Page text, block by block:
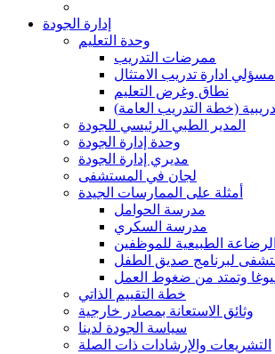
إدارة الجودة
وحدة التعليم
ممرضات التدريب
مسؤلي ادارة تدريب الامتثال
نطاق وغرض التعليم
(خطة التدريب العامة
المدير الطبي الرئيسي للجودة
وحدة إدارة الجودة
مديري إدارة الجودة
لجان في المستشفى
أمثلة على الممارسات الجيدة
مدرسة الحوامل
مدرسة السكري
الطبيعية للموظفين
لبرنامج صديق الطفل
وتمتد من ضغوط العمل
خطة التقييم الذاتي
وثائق الاستعانة بمصادر خارجية
سياسة الجودة لدينا
التشريعات والإرشادات ذات الصلة